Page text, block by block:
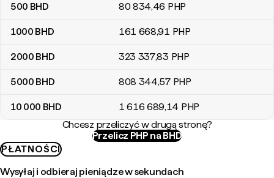
500 BHD 80 834,46 PHP
1000 BHD 161 668,91 PHP
2000 BHD 323 337,83 PHP
5000 BHD 808 344,57 PHP
10 000 BHD 1 616 689,14 PHP
Chcesz przeliczyć w drugą stronę?
Przelicz PHP na BHD
PŁATNOŚCI
Wysyłaj i odbieraj pieniądze w sekundach